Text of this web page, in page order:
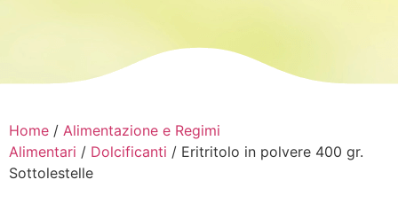
Home / Alimentazione e Regimi
Alimentari / Dolcificanti / Eritritolo in polvere 400 gr.
Sottolestelle